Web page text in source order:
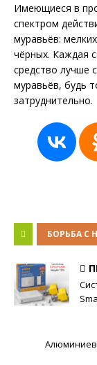
Имеющиеся в
спектром
муравьёв:
чёрных. Каждая
средство лучше
муравьёв, будь
затруднительно.
БОРЬБА С